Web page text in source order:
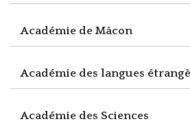
Académie de Mâcon
Académie des langues
Académie des Sciences